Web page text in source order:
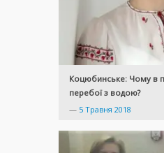
Коцюбинське: Чому в
перебої з водою?
— 5 Травня 2018